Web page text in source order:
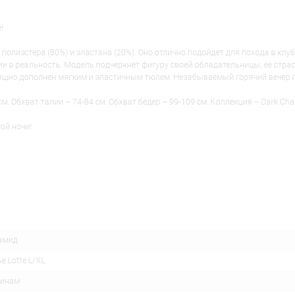
(80%) и эластана (20%). Оно отлично подойдет для похода в
реальность. Модель подчеркнет фигуру своей обладательницы, ее
дополнен мягким и эластичным тюлем. Незабываемый горячий вечер
Обхват талии – 74-84 см. Обхват бедер – 99-109 см. Коллекция – Dark
ночи!
Lotte L/XL